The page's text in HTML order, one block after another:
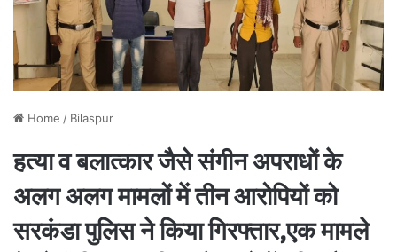
Home / Bilaspur
हत्या व बलात्कार जैसे संगीन अपराधों के
अलग अलग मामलों में तीन आरोपियों को
सरकंडा पुलिस ने किया गिरफ्तार,एक मामले